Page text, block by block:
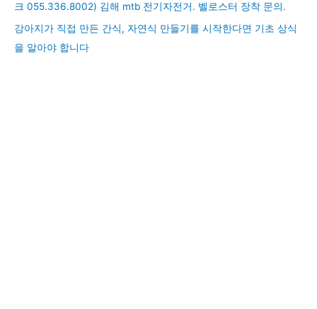
크 055.336.8002) 김해 mtb 전기자전거. 벨로스터 장착 문의.
강아지가 직접 만든 간식, 자연식 만들기를 시작한다면 기초 상식
을 알아야 합니다